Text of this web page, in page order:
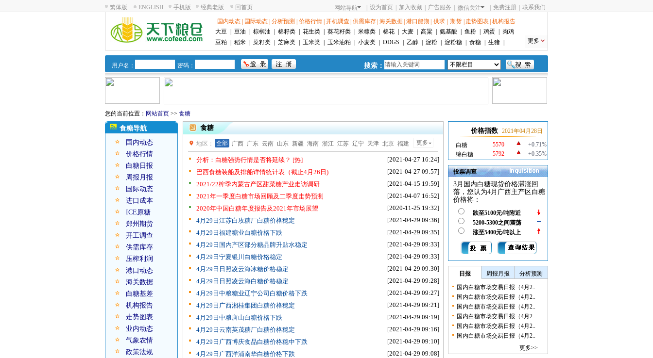
繁体版 ENGLISH 手机版 经典老版 回首页 网站导航 设为首页 加入收藏 广告服务 微信关注 免费注册 联系我们
国内动态 国际动态 分析预测 价格行情 开机调查 供需库存 海关数据 港口船期 供求 期货 走势图表 机构报告
大豆
豆油 棕榈油 棉籽类 花生类 葵花籽类 米糠类 棉花 大麦 高粱 氨基酸 鱼粉 鸡蛋
肉鸡
豆粕
稻米 菜籽类 芝麻类 玉米类 玉米油粕 小麦类 DDGS 乙醇 淀粉 淀粉糖 食糖 生猪 更多
用户名： 密码： 搜索：
您的当前位置： 网站首页 >> 食糖
食糖导航
国内动态
价格行情
白糖日报
周报月报
国际动态
进口成本
ICE原糖
郑州期货
开工调查
供需库存
压榨利润
港口动态
海关数据
白糖基差
机构报告
走势图表
业内动态
气象农情
政策法规
食糖
地区： 全部 广西 广东 云南 山东 新疆 海南 浙江 江苏 辽宁 天津 北京 福建
更多
河北 河南 湖北 湖南 安徽 四川
分析：白糖强势行情是否将延续？ [热]
[2021-04-27 16:24]
巴西食糖装船及排船详情统计表（截止4月26日)
[2021-04-27 09:57]
2021/22榨季内蒙古产区甜菜糖产业走访调研
[2021-04-15 19:59]
2021年一季度白糖市场回顾及二季度走势预测
[2021-04-07 16:52]
2020年中国白糖年度报告及2021年市场展望
[2020-11-25 19:32]
4月29日江苏白玫糖厂白糖价格稳定
[2021-04-29 09:36]
4月29日福建糖业白糖价格下跌
[2021-04-29 09:35]
4月29日国内产区部分糖品牌升贴水稳定
[2021-04-29 09:33]
4月29日宁夏银川白糖价格稳定
[2021-04-29 09:33]
4月29日日照凌云海冰糖价格稳定
[2021-04-29 09:30]
4月29日日照凌云海白糖价格稳定
[2021-04-29 09:28]
4月29日中粮糖业辽宁公司白糖价格下跌
[2021-04-29 09:27]
4月29日广西湘桂集团白糖价格稳定
[2021-04-29 09:21]
4月29日中粮唐山白糖价格下跌
[2021-04-29 09:19]
4月29日云南英茂糖厂白糖价格稳定
[2021-04-29 09:16]
4月29日广西博庆食品白糖价格稳中下跌
[2021-04-29 09:10]
4月29日广西洋浦南华白糖价格下跌
[2021-04-29 09:08]
价格指数 2021年04月28日
白糖 5570
+0.71%
绵白糖
5792 +0.35%
投票调查
3月国内白糖现货价格滞涨回
落，您认为4月广西主产区白糖
价格将：
跌至5100元/吨附近
5200-5300之间震荡
涨至5400元/吨以上
日报 周报月报
分析预测
国内白糖市场交易日报（4月2..
国内白糖市场交易日报（4月2..
国内白糖市场交易日报（4月2..
国内白糖市场交易日报（4月2..
国内白糖市场交易日报（4月2..
国内白糖市场交易日报（4月2..
更多>>